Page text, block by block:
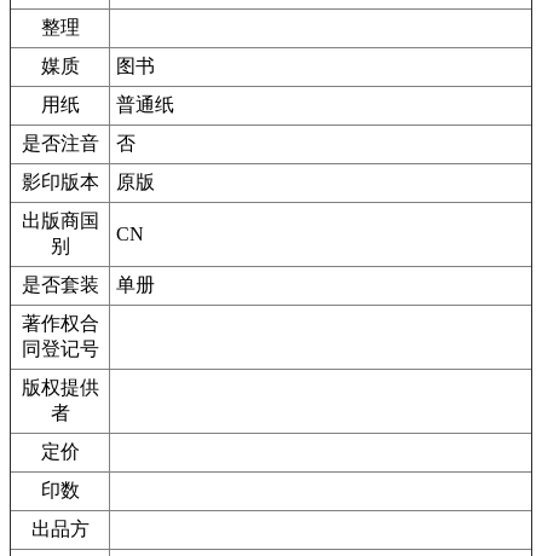
整理
媒质
图书
用纸
普通纸
是否注音
否
影印版本
原版
出版商国
别
CN
是否套装
单册
著作权合
同登记号
版权提供
者
定价
印数
出品方